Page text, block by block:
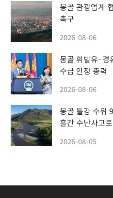
몽골 관광업계
촉구
2026-08-06
몽골 휘발유·
수급 안정 총력
2026-08-06
몽골 툴강 수위
흘간 수난사고
2026-08-05